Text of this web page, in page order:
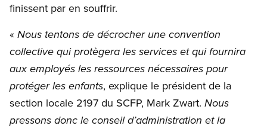
finissent par en souffrir.
« Nous tentons de décrocher une convention
collective qui protègera les services et qui fournira
aux employés les ressources nécessaires pour
protéger les enfants, explique le président de la
section locale 2197 du SCFP, Mark Zwart. Nous
pressons donc le conseil d’administration et la